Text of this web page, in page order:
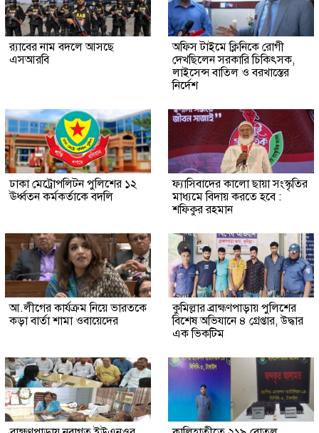
র‍্যাবের নাম বদলে আসছে
এসআরবি
অফিস টাইমে ক্লিনিকে রোগী
দেখছিলেন সরকারি চিকিৎসক,
লাইসেন্স বাতিল ও বরখাস্তের
নির্দেশ
ঢাকা মেট্রোপলিটন পুলিশের ১২
ঊর্ধ্বতন কর্মকর্তাকে বদলি
ফ্যাসিবাদের কালো ছায়া সংস্কৃতির
মাধ্যমে বিদায় করতে হবে :
শফিকুর রহমান
আ.লীগের কার্যক্রম নিয়ে ভারতকে
কড়া বার্তা শামা ওবায়েদের
কুমিল্লার ব্রাহ্মণপাড়ায় পুলিশের
বিশেষ অভিযানে ৪ গ্রেপ্তার, উদ্ধার
এক ভিকটিম